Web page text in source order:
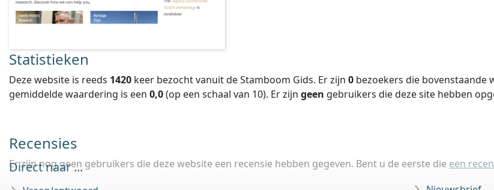
Statistieken
Deze website is reeds 1420 keer bezocht vanuit de Stamboom Gids. Er zijn 0 bezoekers die bovenstaande
gemiddelde waardering is een 0,0(op een schaal van 10). Er zijn geen gebruikers die deze site hebben
Recensies
Er zijn nog geen gebruikers die deze website een recensie hebben gegeven. Bent u de eerste die een
Direct naar ...